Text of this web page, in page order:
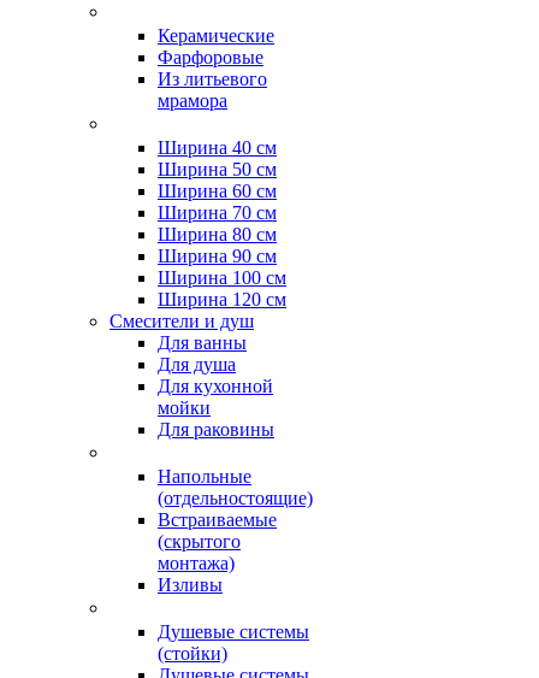
Керамические
Фарфоровые
Из литьевого
мрамора
Ширина 40 см
Ширина 50 см
Ширина 60 см
Ширина 70 см
Ширина 80 см
Ширина 90 см
Ширина 100 см
Ширина 120 см
Смесители и душ
Для ванны
Для душа
Для кухонной
мойки
Для раковины
Напольные
(отдельностоящие)
Встраиваемые
(скрытого
монтажа)
Изливы
Душевые системы
(стойки)